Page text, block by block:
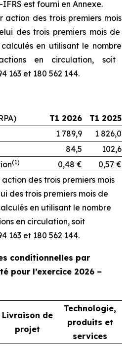
est fourni en Annexe.
action des trois premiers mois
des trois premiers moisde
calculés en utilisantle nombre
en circulation, soit
163 et 180 562 144.
T1 2026
T1 2025
1 789,9
1 826,0
84,5
102,6
(1) 0,48 € 0,57 €
action des trois premiers mois
des trois premiers mois de
en utilisant le nombre
en circulation, soit
163 et 180 562 144.
conditionnelles par
pour l’exercice 2026 –
Livraison de
projet
Technologie,
produits et
services